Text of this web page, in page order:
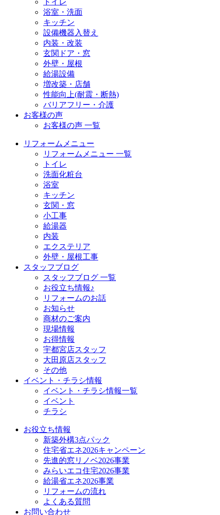
トイレ
浴室・洗面
キッチン
設備機器入替え
内装・改装
玄関ドア・窓
外壁・屋根
給湯設備
増改築・店舗
性能向上(耐震・断熱)
バリアフリー・介護
お客様の声
お客様の声 一覧
リフォームメニュー
リフォームメニュー 一覧
トイレ
洗面化粧台
浴室
キッチン
玄関・窓
小工事
給湯器
内装
エクステリア
外壁・屋根工事
スタッフブログ
スタッフブログ 一覧
お役立ち情報♪
リフォームのお話
お知らせ
商材のご案内
現場情報
お得情報
宇都宮店スタッフ
大田原店スタッフ
その他
イベント・チラシ情報
イベント・チラシ情報一覧
イベント
チラシ
お役立ち情報
新築外構3点パック
住宅省エネ2026キャンペーン
先進的窓リノベ2026事業
みらいエコ住宅2026事業
給湯省エネ2026事業
リフォームの流れ
よくある質問
お問い合わせ